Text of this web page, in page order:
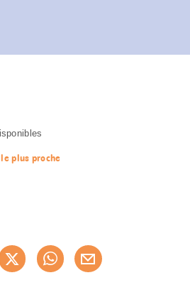
plus proche
Recommander maintenant